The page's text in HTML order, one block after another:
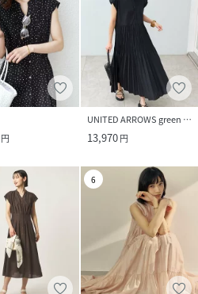
円
UNITED ARROWS green label relaxing
13,970円
6